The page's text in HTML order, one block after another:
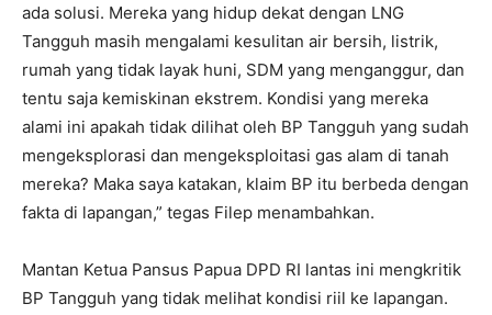
ada solusi. Mereka yang hidup dekat dengan LNG
Tangguh masih mengalami kesulitan air bersih, listrik,
rumah yang tidak layak huni, SDM yang menganggur, dan
tentu saja kemiskinan ekstrem. Kondisi yang mereka
alami ini apakah tidak dilihat oleh BP Tangguh yang sudah
mengeksplorasi dan mengeksploitasi gas alam di tanah
mereka? Maka saya katakan, klaim BP itu berbeda dengan
fakta di lapangan,” tegas Filep menambahkan.
Mantan Ketua Pansus Papua DPD RI lantas ini mengkritik
BP Tangguh yang tidak melihat kondisi riil ke lapangan.